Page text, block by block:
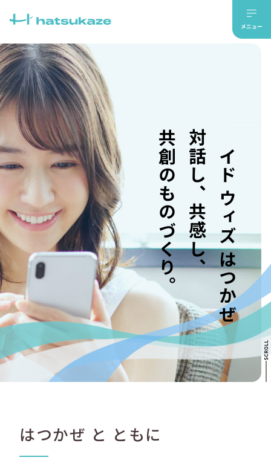
メイド ウィズ はつかぜ
対話し、共感し、
共創のものづくり。
はつかぜ と ともに